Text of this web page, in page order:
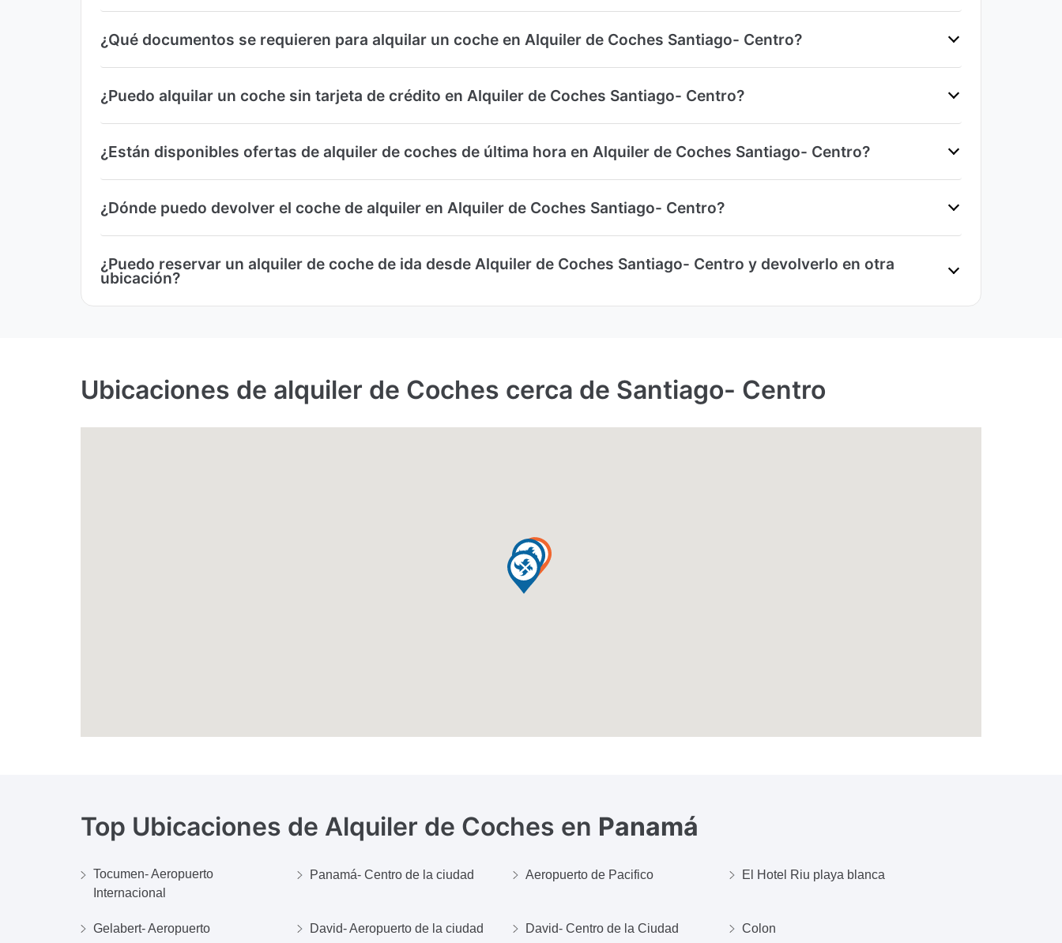
¿Qué documentos se requieren para alquilar un coche en Alquiler de Coches Santiago- Centro?
¿Puedo alquilar un coche sin tarjeta de crédito en Alquiler de Coches Santiago- Centro?
¿Están disponibles ofertas de alquiler de coches de última hora en Alquiler de Coches Santiago- Centro?
¿Dónde puedo devolver el coche de alquiler en Alquiler de Coches Santiago- Centro?
¿Puedo reservar un alquiler de coche de ida desde Alquiler de Coches Santiago- Centro y devolverlo en otra
ubicación?
Ubicaciones de alquiler de Coches cerca de Santiago- Centro
Top Ubicaciones de Alquiler de Coches en Panamá
Tocumen- Aeropuerto
Internacional
Panamá- Centro de la ciudad Aeropuerto de Pacifico El Hotel Riu playa blanca
Gelabert- Aeropuerto David- Aeropuerto de la ciudad David- Centro de la Ciudad Colon